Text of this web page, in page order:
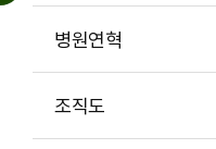
병원연혁
조직도